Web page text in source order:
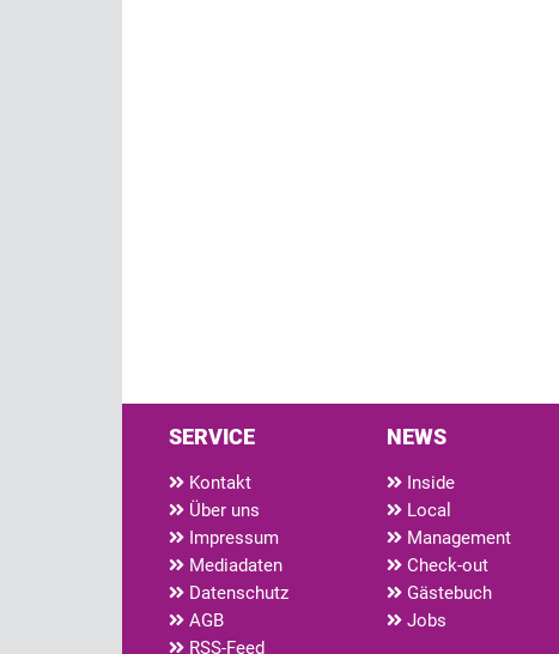
SERVICE
Kontakt
Über uns
Impressum
Mediadaten
Datenschutz
AGB
RSS-Feed
NEWS
Inside
Local
Management
Check-out
Gästebuch
Jobs